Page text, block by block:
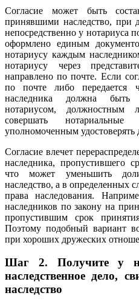
Согласие может быть
принявшими наследство, при
непосредственно у нотариуса
оформлено единым
нотариусу каждым
нотариусу через
направлено по почте. Если
по почте либо передается
наследника должна быть
нотариусом, должностным
совершать
уполномоченным удостоверять
Согласие влечет
наследника, пропустившего
что может уменьшить
наследство, а в определенных
права наследования.
наследников по закону на
пропустившим срок
Поэтому подобный вариант
при хороших дружеских
Шаг 2.
Получите у
наследственное дело,
наследство